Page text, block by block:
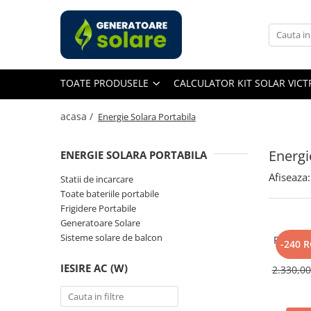
Toate Produsele
Cauta dupa capacitate
Intre 1000-2000W
Peste 3000W
Cauta dupa marca
TOATE PRODUSELE CALCULATOR KIT SOLAR
acasa / Energie Solara Portabila
ENERGIE SOLARA PORTABILA
Statii de incarcare
Toate bateriile portabile
Frigidere Portabile
Generatoare Solare
Sisteme solare de balcon
IESIRE AC (W)
Afiseaza:
-240
Panou